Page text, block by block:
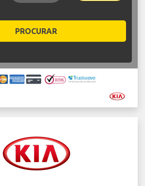
PROCURAR